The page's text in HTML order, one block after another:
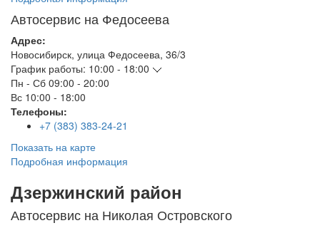
Автосервис на Федосеева
Адрес:
Новосибирск, улица Федосеева, 36/3
График работы: 10:00 - 18:00
Пн - Сб 09:00 - 20:00
Вс 10:00 - 18:00
Телефоны:
+7 (383) 383-24-21
Показать на карте
Подробная информация
Дзержинский район
Автосервис на Николая Островского